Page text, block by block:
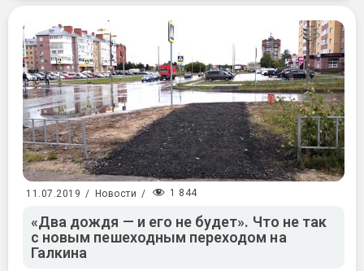
11.07.2019 / Новости / 1 844
«Два дождя — и его не будет». Что не так
с новым пешеходным переходом на
Галкина